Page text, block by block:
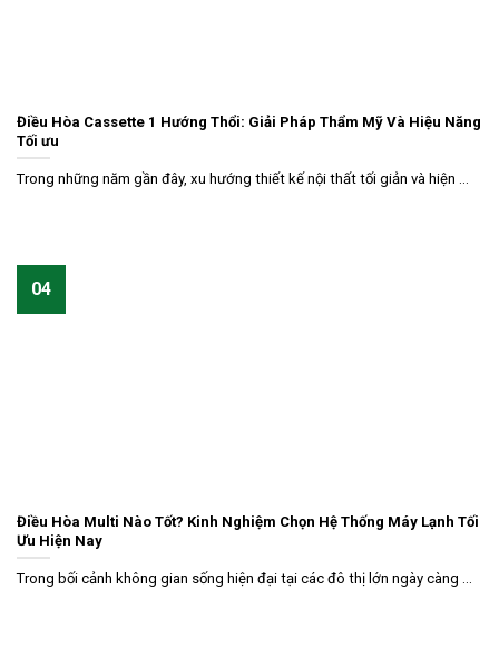
Điều Hòa Cassette 1 Hướng Thổi: Giải Pháp Thẩm Mỹ Và Hiệu Năng
Tối ưu
Trong những năm gần đây, xu hướng thiết kế nội thất tối giản và hiện ...
Điều Hòa Multi Nào Tốt? Kinh Nghiệm Chọn Hệ Thống Máy Lạnh Tối
Ưu Hiện Nay
Trong bối cảnh không gian sống hiện đại tại các đô thị lớn ngày càng ...
04